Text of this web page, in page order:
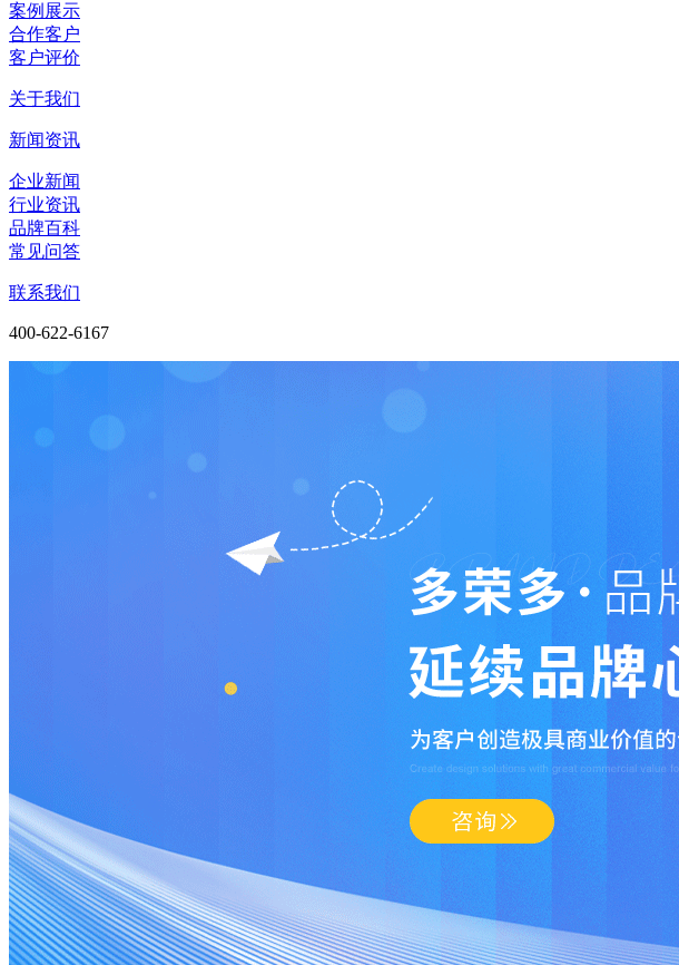
案例展示
合作客户
客户评价
关于我们
新闻资讯
企业新闻
行业资讯
品牌百科
常见问答
联系我们
400-622-6167